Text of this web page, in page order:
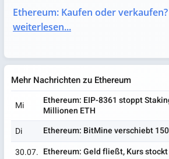
Ethereum: Kaufen oder verkaufen?
weiterlesen...
Mehr Nachrichten zu Ethereum
Mi
Ethereum: EIP-8361 stoppt
Millionen ETH
Di
Ethereum: BitMine verschiebt
30.07. Ethereum: Geld fließt, Kurs stockt